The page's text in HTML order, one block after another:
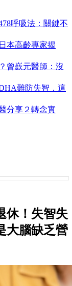
呼吸法：關鍵不
本高齡專家揭
曾嶔元醫師：沒
難防失智，這
分享２轉念實
休！失智失
大腦缺乏營